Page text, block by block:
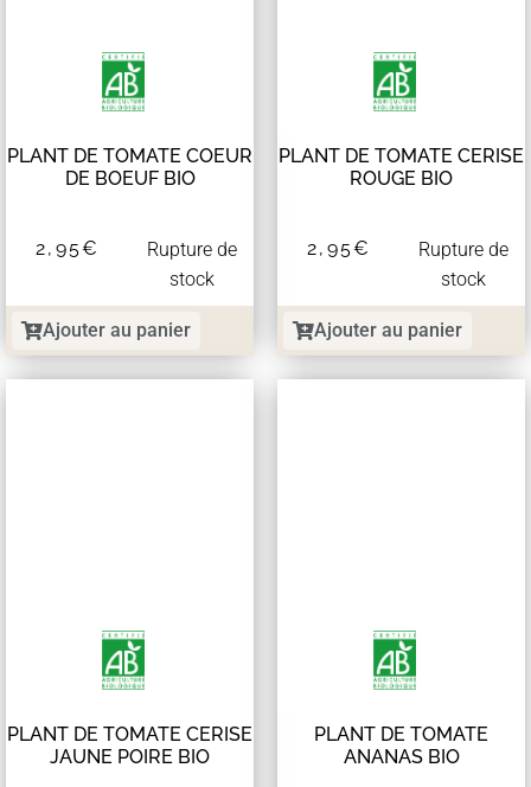
PLANT DE TOMATE COEUR
DE BOEUF BIO
2,95€
Rupture de
stock
Ajouter au panier
PLANT DE TOMATE CERISE
ROUGE BIO
2,95€
Rupture de
stock
Ajouter au panier
PLANT DE TOMATE CERISE
JAUNE POIRE BIO
PLANT DE TOMATE
ANANAS BIO